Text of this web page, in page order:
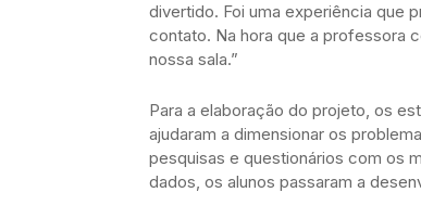
divertido. Foi uma experiência que
contato. Na hora que a professora
nossa sala.”
Para a elaboração do projeto, os
ajudaram a dimensionar os
pesquisas e questionários com os
dados, os alunos passaram a